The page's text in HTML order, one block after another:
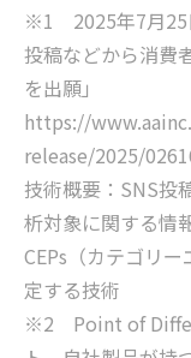
※1 2025年7月25
投稿などから消費
を出願」
https://
release/2025/
技術概要：SNS投
析対象に関する情
CEPs（カテゴリ
定する技術
※2 Point of